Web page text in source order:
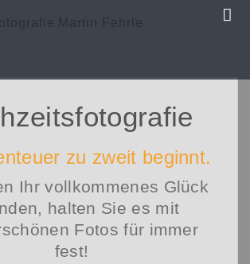
zu zweit beginnt.
Ihr vollkommenes Glück
halten Sie es mit
Fotos für immer
fest!